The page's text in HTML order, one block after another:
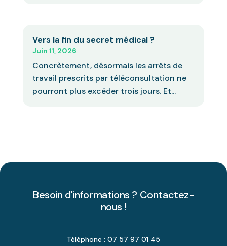
Vers la fin du secret médical ?
Juin 11, 2026
Concrètement, désormais les arrêts de
travail prescrits par téléconsultation ne
pourront plus excéder trois jours. Et...
Besoin d'informations ? Contactez-
nous !
Téléphone : 07 57 97 01 45